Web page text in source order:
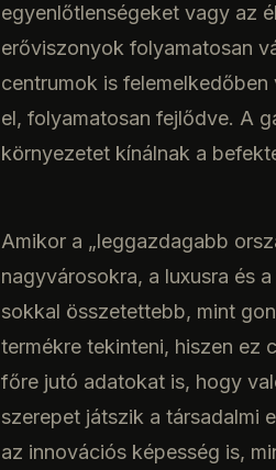
egyenlőtlenségeket vagy az
erőviszonyok folyamatosan
centrumok is
el, folyamatosan fejlődve. A
környezetet kínálnak a
Amikor a „leggazdagabb
nagyvárosokra, a luxusra és
sokkal összetettebb, mint
termékre tekinteni, hiszen ez
főre jutó adatokat is, hogy
szerepet játszik a társadalmi
az innovációs képesség is,